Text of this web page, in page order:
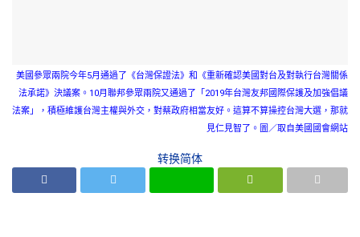
美國參眾兩院今年5月通過了《台灣保證法》和《重新確認美國對台及對執行台灣關係
法承諾》決議案。10月聯邦參眾兩院又通過了「2019年台灣友邦國際保護及加強倡議
法案」，積極維護台灣主權與外交，對蔡政府相當友好。這算不算操控台灣大選，那就
見仁見智了。圖／取自美國國會網站
转换简体